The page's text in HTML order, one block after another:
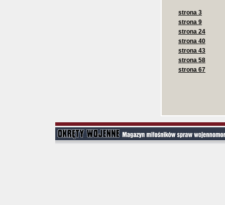
strona 3
strona 9
strona 24
strona 40
strona 43
strona 58
strona 67